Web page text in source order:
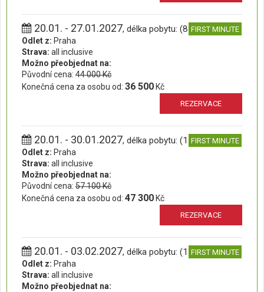
20.01. - 27.01.2027, délka pobytu: (8 dní)FIRST MINUTE
Odlet z: Praha
Strava: all inclusive
Možno přeobjednat na:
Původní cena: 44 000 Kč
Konečná cena za osobu od: 36 500 Kč
REZERVACE
20.01. - 30.01.2027, délka pobytu: (11 dní)FIRST MINUTE
Odlet z: Praha
Strava: all inclusive
Možno přeobjednat na:
Původní cena: 57 100 Kč
Konečná cena za osobu od: 47 300 Kč
REZERVACE
20.01. - 03.02.2027, délka pobytu: (15 dní)FIRST MINUTE
Odlet z: Praha
Strava: all inclusive
Možno přeobjednat na: